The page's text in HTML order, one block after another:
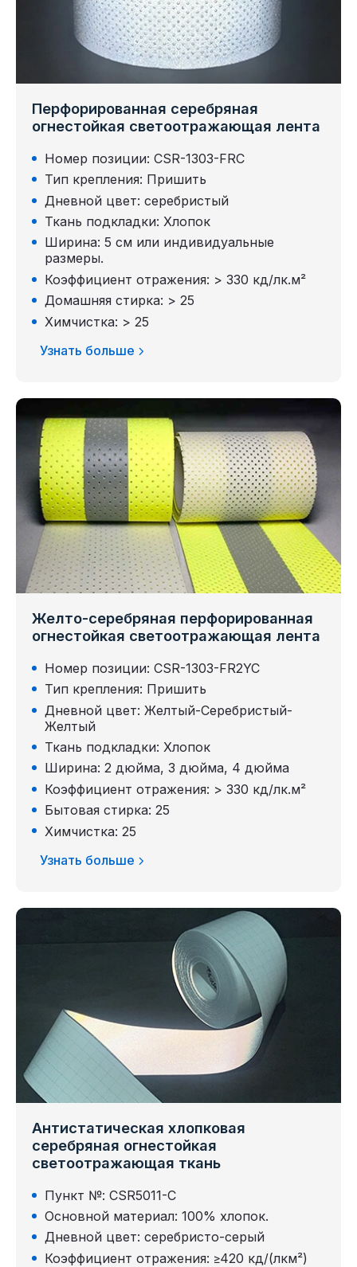
Перфорированная серебряная
огнестойкая светоотражающая лента
Номер позиции: CSR-1303-FRC
Тип крепления: Пришить
Дневной цвет: серебристый
Ткань подкладки: Хлопок
Ширина: 5 см или индивидуальные
размеры.
Коэффициент отражения: > 330 кд/лк.м²
Домашняя стирка: > 25
Химчистка: > 25
Узнать больше
Желто-серебряная перфорированная
огнестойкая светоотражающая лента
Номер позиции: CSR-1303-FR2YC
Тип крепления: Пришить
Дневной цвет: Желтый-Серебристый-
Желтый
Ткань подкладки: Хлопок
Ширина: 2 дюйма, 3 дюйма, 4 дюйма
Коэффициент отражения: > 330 кд/лк.м²
Бытовая стирка: 25
Химчистка: 25
Узнать больше
Антистатическая хлопковая
серебряная огнестойкая
светоотражающая ткань
Пункт №: CSR5011-C
Основной материал: 100% хлопок.
Дневной цвет: серебристо-серый
Коэффициент отражения: ≥420 кд/(лкм²)